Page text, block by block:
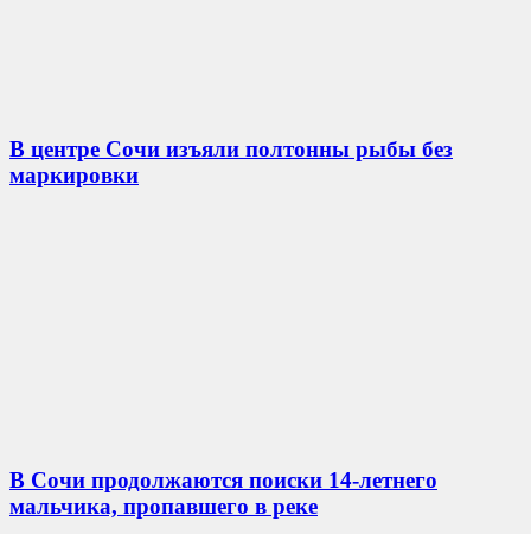
В центре Сочи изъяли полтонны рыбы без
маркировки
В Сочи продолжаются поиски 14-летнего
мальчика, пропавшего в реке